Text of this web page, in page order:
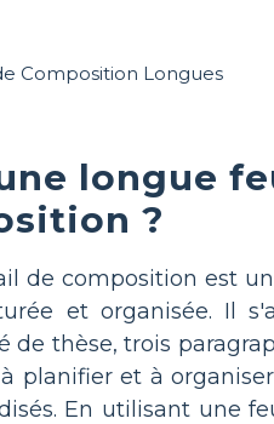
longue
?
de composition est
et organisée. Il
thèse, trois
planifier et à
En utilisant une